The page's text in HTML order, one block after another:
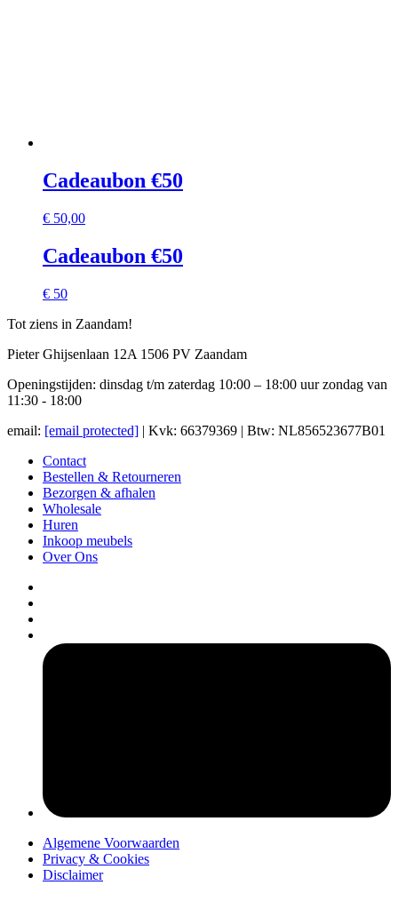
Cadeaubon €50
€ 50,00
Cadeaubon €50
€ 50
Tot ziens in Zaandam!
Pieter Ghijsenlaan 12A 1506 PV Zaandam
Openingstijden: dinsdag t/m zaterdag 10:00 – 18:00 uur zondag van
11:30 - 18:00
email: [email protected] | Kvk: 66379369 | Btw: NL856523677B01
Contact
Bestellen & Retourneren
Bezorgen & afhalen
Wholesale
Huren
Inkoop meubels
Over Ons
Algemene Voorwaarden
Privacy & Cookies
Disclaimer